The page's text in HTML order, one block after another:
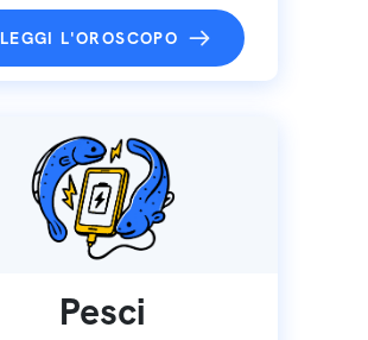
LEGGI L'OROSCOPO
Pesci